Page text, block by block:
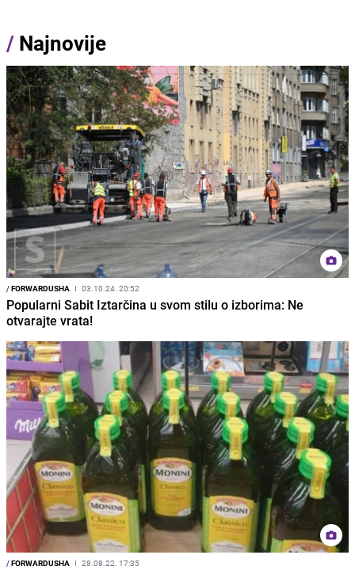
/ Najnovije
/FORWARDUSHA I 03.10.24. 20:52
Popularni Sabit Iztarčina u svom stilu o izborima: Ne
otvarajte vrata!
/FORWARDUSHA I 28.08.22. 17:35